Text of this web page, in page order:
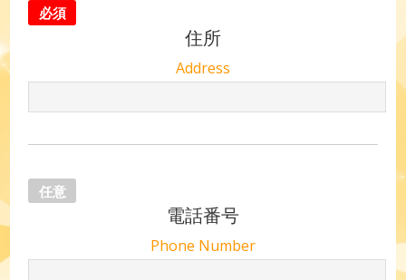
必須
住所
Address
任意
電話番号
Phone Number